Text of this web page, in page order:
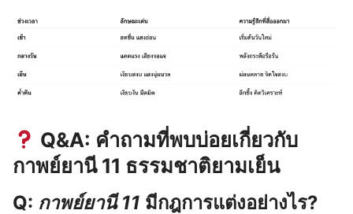
Q&A: คำถามที่พบบ่อยเกี่ยวกับ
กาพย์ยานี 11 ธรรมชาติยามเย็น
Q: กาพย์ยานี 11 มีกฎการแต่งอย่างไร?